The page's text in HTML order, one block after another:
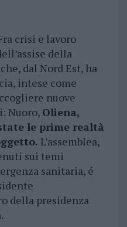
crisi e lavoro
della
dal Nord Est, ha
intese come
nuove
Nuoro, Oliena,
le prime realtà
L’assemblea,
sui temi
sanitaria, é
della presidenza